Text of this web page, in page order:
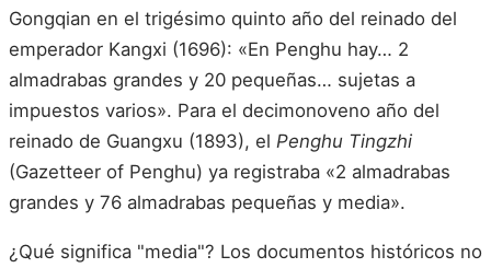
Gongqian en el trigésimo quinto año del reinado del
emperador Kangxi (1696): «En Penghu hay… 2
almadrabas grandes y 20 pequeñas… sujetas a
impuestos varios». Para el decimonoveno año del
reinado de Guangxu (1893), el Penghu Tingzhi
(Gazetteer of Penghu) ya registraba «2 almadrabas
grandes y 76 almadrabas pequeñas y media».
¿Qué significa "media"? Los documentos históricos no